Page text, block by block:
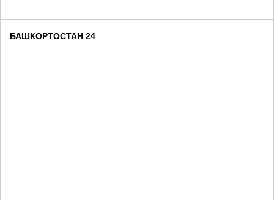
БАШКОРТОСТАН 24